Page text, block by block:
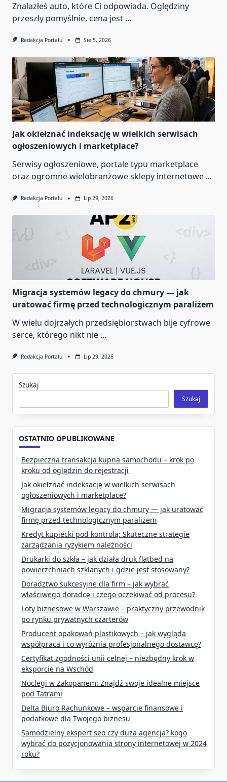
Znalazłeś auto, które Ci odpowiada. Oględziny
przeszły pomyślnie, cena jest ...
Redakcja Portalu Sie 5, 2026
Jak okiełznać indeksację w wielkich serwisach
ogłoszeniowych i marketplace?
Serwisy ogłoszeniowe, portale typu marketplace
oraz ogromne wielobranżowe sklepy internetowe ...
Redakcja Portalu Lip 29, 2026
Migracja systemów legacy do chmury — jak
uratować firmę przed technologicznym paraliżem
W wielu dojrzałych przedsiębiorstwach bije cyfrowe
serce, którego nikt nie ...
Redakcja Portalu Lip 29, 2026
Szukaj
Szukaj
OSTATNIO OPUBLIKOWANE
Bezpieczna transakcja kupna samochodu – krok po
kroku od oględzin do rejestracji
Jak okiełznać indeksację w wielkich serwisach
ogłoszeniowych i marketplace?
Migracja systemów legacy do chmury — jak uratować
firmę przed technologicznym paraliżem
Kredyt kupiecki pod kontrolą: Skuteczne strategie
zarządzania ryzykiem należności
Drukarki do szkła – jak działa druk flatbed na
powierzchniach szklanych i gdzie jest stosowany?
Doradztwo sukcesyjne dla firm – jak wybrać
właściwego doradcę i czego oczekiwać od procesu?
Loty biznesowe w Warszawie – praktyczny przewodnik
po rynku prywatnych czarterów
Producent opakowań plastikowych – jak wygląda
współpraca i co wyróżnia profesjonalnego dostawcę?
Certyfikat zgodności unii celnej – niezbędny krok w
eksporcie na Wschód
Noclegi w Zakopanem: Znajdź swoje idealne miejsce
pod Tatrami
Delta Biuro Rachunkowe – wsparcie finansowe i
podatkowe dla Twojego biznesu
Samodzielny ekspert seo czy duża agencja? kogo
wybrać do pozycjonowania strony internetowej w 2024
roku?